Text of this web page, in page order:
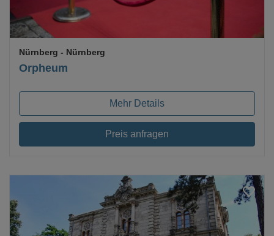
Orpheum
Nürnberg - Nürnberg
Mehr Details
Preis anfragen